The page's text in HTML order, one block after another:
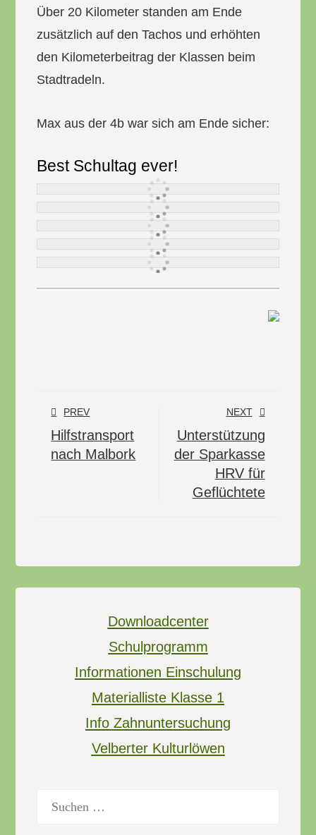
Über 20 Kilometer standen am Ende
zusätzlich auf den Tachos und erhöhten
den Kilometerbeitrag der Klassen beim
Stadtradeln.
Max aus der 4b war sich am Ende sicher:
Best Schultag ever!
PREV
Hilfstransport
nach Malbork
NEXT
Unterstützung
der Sparkasse
HRV für
Geflüchtete
Downloadcenter
Schulprogramm
Informationen Einschulung
Materialliste Klasse 1
Info Zahnuntersuchung
Velberter Kulturlöwen
nach: